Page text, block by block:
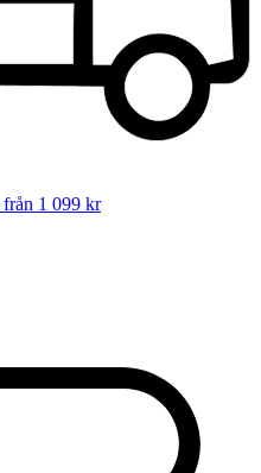
från 1 099 kr